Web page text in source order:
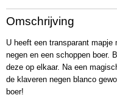
Productcode
2613
Bruto gewicht
45,00 g
Omschrijving
U heeft een transparant
negen en een schoppen boer.
deze op elkaar. Na een
de klaveren negen blanco
boer!